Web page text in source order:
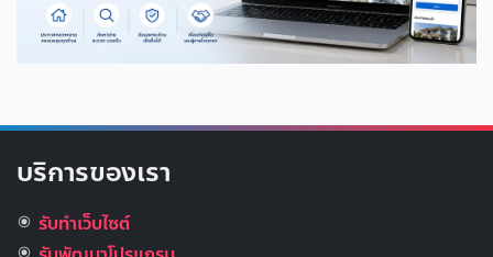
บริการของเรา
รับทำเว็บไซต์